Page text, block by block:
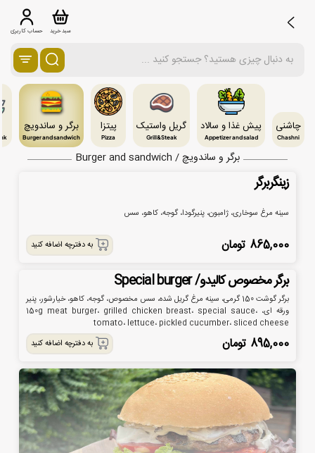
حساب کاربری سبد خرید
چاشنی
Chashni
پیش غذا و سالاد
Appetizer and salad
گریل واستیک
Grill&Steak
پیتزا
Pizza
برگر و ساندویچ
Burger and sandwich
برگر و ساندویچ / Burger and sandwich
زینگر‌برگر
سینه مرغ سوخاری، ژامبون، پنیرگودا، گوجه، کاهو، سس
865,000 تومان به دفترچه اضافه کنید
برگر مخصوص کالیدو/ Special burger
برگر گوشت 150 گرمی، سینه مرغ گریل شده، سس مخصوص، گوجه، کاهو، خیارشور، پنیر
ورقه ای، 150g meat burger، grilled chicken breast، special sauce،
tomato، lettuce، pickled cucumber، sliced ​​cheese
895,000 تومان به دفترچه اضافه کنید